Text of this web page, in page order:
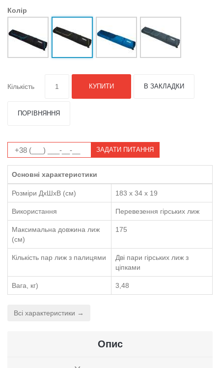
Колір
Кількість КУПИТИ В ЗАКЛАДКИ
ПОРІВНЯННЯ
ЗАДАТИ ПИТАННЯ
Основні характеристики
Розміри ДхШхВ (см) 183 x 34 x 19
Використання Перевезення гірських лиж
Максимальна довжина лиж
(см)
175
Кількість пар лиж з палицями
Дві пари гірських лиж з
ціпками
Вага, кг) 3,48
Всі характеристики →
Опис